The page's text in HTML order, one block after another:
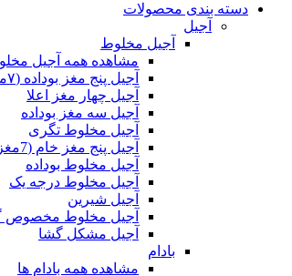
دسته بندی محصولات
آجیل
آجیل مخلوط
مشاهده همه آجیل
آجیل پنج مغز بوداده (۷مغز)
آجیل چهار مغز اعلا
آجیل سه مغز بوداده
آجیل مخلوط تگری
آجیل پنج مغز خام (7مغز)
آجیل مخلوط بوداده
آجیل مخلوط درجه یک
آجیل شیرین
آجیل مخلوط مخصوص
آجیل مشکل گشا
بادام
مشاهده همه بادام ها